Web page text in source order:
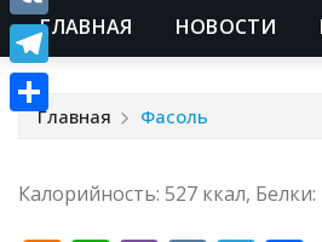
ГЛАВНАЯ НОВОСТИ
Главная Фасоль
Калорийность: 527 ккал,
VK
Telegram
Отправить